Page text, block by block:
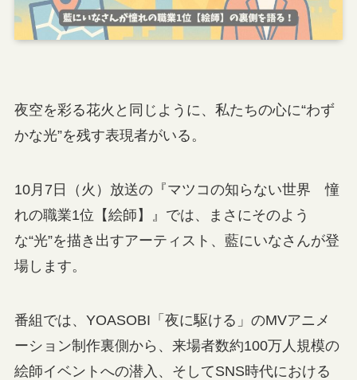
夜空を彩る花火と同じように、私たちの心に“わず
かな光”を残す表現者がいる。
10月7日（火）放送の『マツコの知らない世界 憧
れの職業1位【絵師】』では、まさにそのよう
な“光”を描き出すアーティスト、藍にいなさんが登
場します。
番組では、YOASOBI「夜に駆ける」のMVアニメ
ーション制作裏側から、来場者数約100万人規模の
絵師イベントへの潜入、そしてSNS時代における